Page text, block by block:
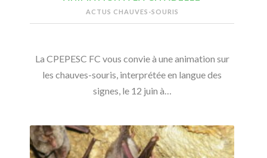
ACTUS CHAUVES-SOURIS
La CPEPESC FC vous convie à une animation sur
les chauves-souris, interprétée en langue des
signes, le 12 juin à…